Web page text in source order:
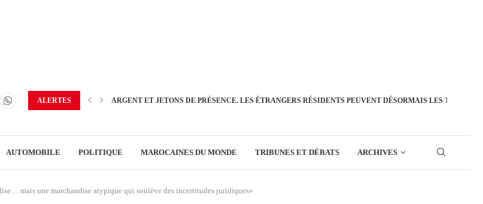
ENSEIGNEMENT
ALERTES ARGENT ET JETONS DE PRÉSENCE. LES ÉTRANGERS RÉSIDENTS PEUVENT DÉSORMAIS LES
AUTOMOBILE POLITIQUE MAROCAINES DU MONDE TRIBUNES ET DÉBATS ARCHIVES
mais une marchandise atypique qui soulève des incertitudes juridiques»